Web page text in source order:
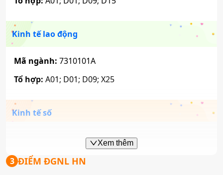
Quản trị kinh doanh
Marketing
7340101B
Tổ hợp:
Kinh tế lao động
Mã ngành: 7310101A
Tổ hợp: A01; D01; D09; X25
Kinh tế số
7310101B
Tổ hợp:A01; D01; D09; X25
Xem thêm
3 ĐIỂM ĐGNL HN